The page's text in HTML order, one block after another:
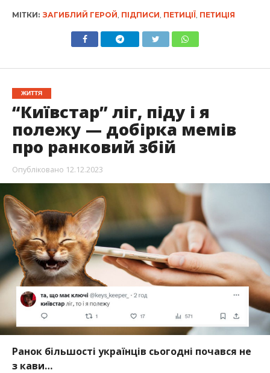
МІТКИ: ЗАГИБЛИЙ ГЕРОЙ ПІДПИСИ ПЕТИЦІЇ ПЕТИЦІЯ
ЖИТТЯ
“Київстар” ліг, піду і я
полежу — добірка мемів
про ранковий збій
Опубліковано 12.12.2023
Ранок більшості українців сьогодні почався не
з кави…